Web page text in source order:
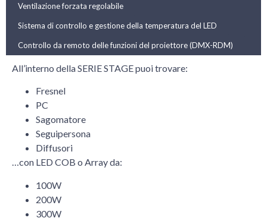
Ventilazione forzata regolabile
Sistema di controllo e gestione della temperatura del LED
Controllo da remoto delle funzioni del proiettore (DMX-RDM)
All’interno della SERIE STAGE puoi trovare:
Fresnel
PC
Sagomatore
Seguipersona
Diffusori
…con LED COB o Array da:
100W
200W
300W